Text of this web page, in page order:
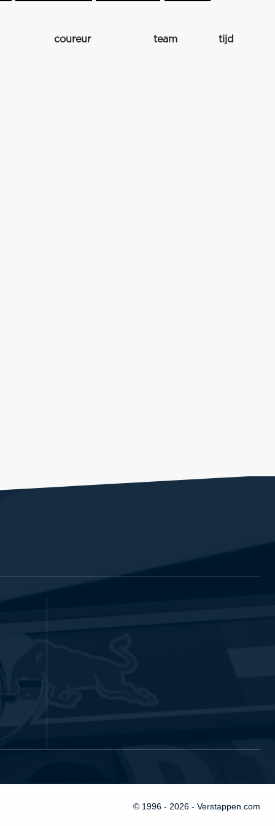
coureur team tijd
© 1996 - 2026 - Verstappen.com